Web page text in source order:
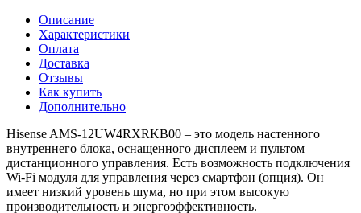
Описание
Характеристики
Оплата
Доставка
Отзывы
Как купить
Дополнительно
Hisense AMS-12UW4RXRKB00 – это модель настенного
внутреннего блока, оснащенного дисплеем и пультом
дистанционного управления. Есть возможность подключения
Wi-Fi модуля для управления через смартфон (опция). Он
имеет низкий уровень шума, но при этом высокую
производительность и энергоэффективность.